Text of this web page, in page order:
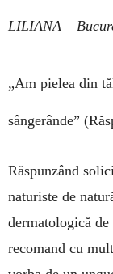
LILIANA –
„Am pielea din
sângerânde”
Răspunzând
naturiste de
dermatolo­gică
recomand cu